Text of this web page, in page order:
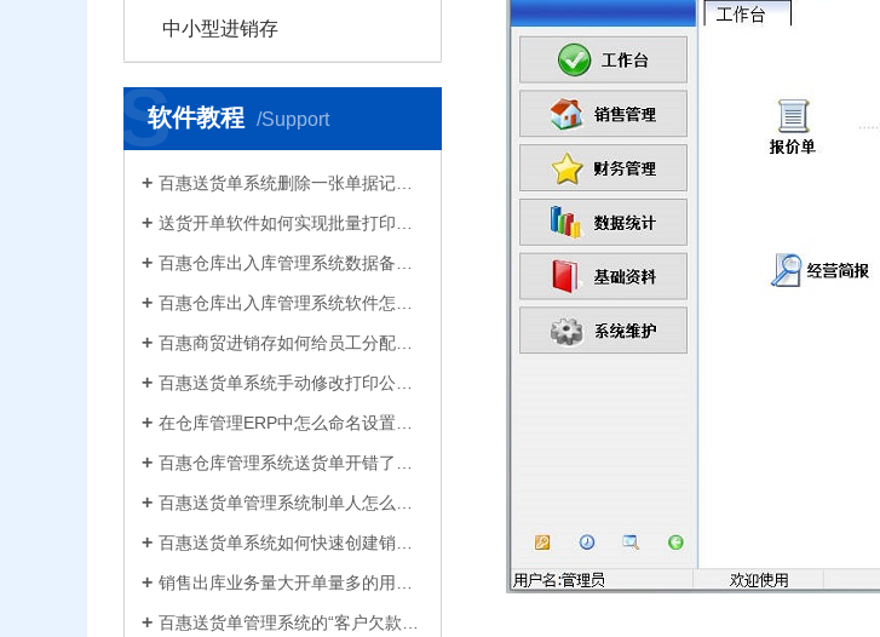
中小型进销存
软件教程 /Support
S
百惠送货单系统删除一张单据记录的方法！已打印的话先反审核，删除单据应该注意..
送货开单软件如何实现批量打印？新增录入保存送货单，在批量打印功能，选择多张单打印
百惠仓库出入库管理系统数据备份的方法！存放位置怎么选？生成的备份文件有什么用的..
百惠仓库出入库管理系统软件怎么清空库存数据？需要先备份吗？整理库存量的好处有..
百惠商贸进销存如何给员工分配使用权限？ERP系统权责清晰分工明确带来的各种便利
百惠送货单系统手动修改打印公司名称抬头，支持多个公司名称切换，可设计表格模板
在仓库管理ERP中怎么命名设置仓库名称更科学有效？百惠仓库系统修改仓库名称的方法
百惠仓库管理系统送货单开错了怎么删除？删除单据后会对仓库库存数量会产生什么影响？
百惠送货单管理系统制单人怎么修改？可以设置业务员吗？制单人需要打印在送货单上吗？
百惠送货单系统如何快速创建销售出库单？可直接引用订单、导入Excel、复制历史单据…
销售出库业务量大开单量多的用什么软件？能查询统计收款开票打印？送货单软件有哪些
百惠送货单管理系统的“客户欠款”怎么是计算出来的？如果客户应收款余额有误时应该..